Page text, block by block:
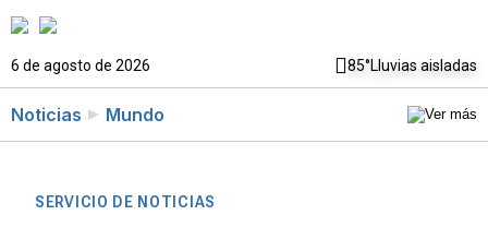
6 de agosto de 2026 85°Lluvias aisladas
Noticias Mundo
SERVICIO DE NOTICIAS